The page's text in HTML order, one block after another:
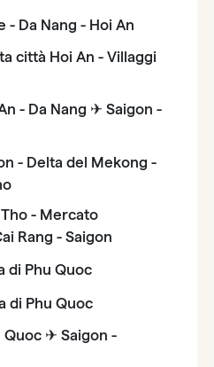
- Da Nang - Hoi An
città Hoi An - Villaggi
- Da Nang ✈ Saigon -
- Delta del Mekong -
- Mercato
Rang - Saigon
di Phu Quoc
di Phu Quoc
Quoc ✈ Saigon -